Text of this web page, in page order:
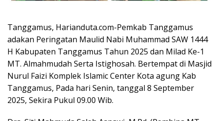
Tanggamus, Harianduta.com-Pemkab Tanggamus
adakan Peringatan Maulid Nabi Muhammad SAW 1444
H Kabupaten Tanggamus Tahun 2025 dan Milad Ke-1
MT. Almahmudah Serta Istighosah. Bertempat di Masjid
Nurul Faizi Komplek Islamic Center Kota agung Kab
Tanggamus, Pada hari Senin, tanggal 8 September
2025, Sekira Pukul 09.00 Wib.